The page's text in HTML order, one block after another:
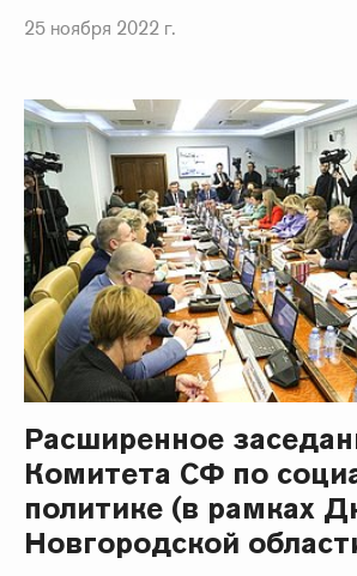
25 ноября 2022 г.
Расширенное
Комитета СФ по
политике (в рамках
Новгородской